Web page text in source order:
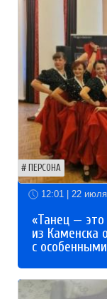
ПЕРСОНА
12:01 | 22 июля
«Танец —
из Каменска
с